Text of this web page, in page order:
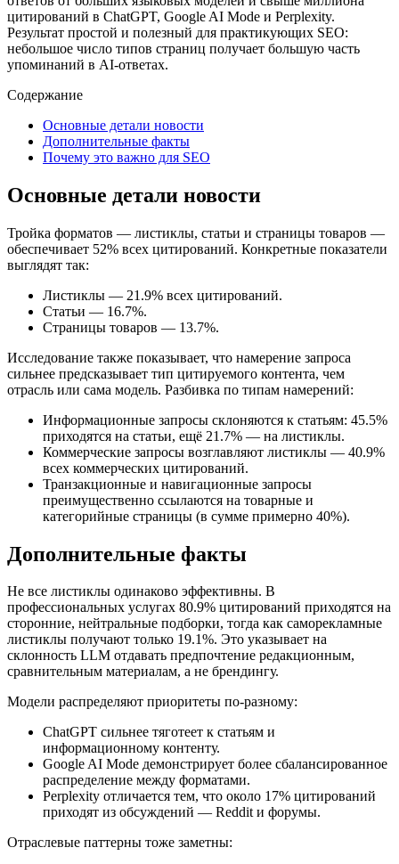
цитирований в ChatGPT, Google AI Mode и Perplexity.
Результат простой и полезный для практикующих SEO:
небольшое число типов страниц получает большую часть
упоминаний в AI‑ответах.
Содержание
Основные детали новости
Дополнительные факты
Почему это важно для SEO
Основные детали новости
Тройка форматов — листиклы, статьи и страницы товаров —
обеспечивает 52% всех цитирований. Конкретные показатели
выглядят так:
Листиклы — 21.9% всех цитирований.
Статьи — 16.7%.
Страницы товаров — 13.7%.
Исследование также показывает, что намерение запроса
сильнее предсказывает тип цитируемого контента, чем
отрасль или сама модель. Разбивка по типам намерений:
Информационные запросы склоняются к статьям: 45.5%
приходятся на статьи, ещё 21.7% — на листиклы.
Коммерческие запросы возглавляют листиклы — 40.9%
всех коммерческих цитирований.
Транзакционные и навигационные запросы
преимущественно ссылаются на товарные и
категорийные страницы (в сумме примерно 40%).
Дополнительные факты
Не все листиклы одинаково эффективны. В
профессиональных услугах 80.9% цитирований приходятся на
сторонние, нейтральные подборки, тогда как саморекламные
листиклы получают только 19.1%. Это указывает на
склонность LLM отдавать предпочтение редакционным,
сравнительным материалам, а не брендингу.
Модели распределяют приоритеты по‑разному:
ChatGPT сильнее тяготеет к статьям и
информационному контенту.
Google AI Mode демонстрирует более сбалансированное
распределение между форматами.
Perplexity отличается тем, что около 17% цитирований
приходят из обсуждений — Reddit и форумы.
Отраслевые паттерны тоже заметны: